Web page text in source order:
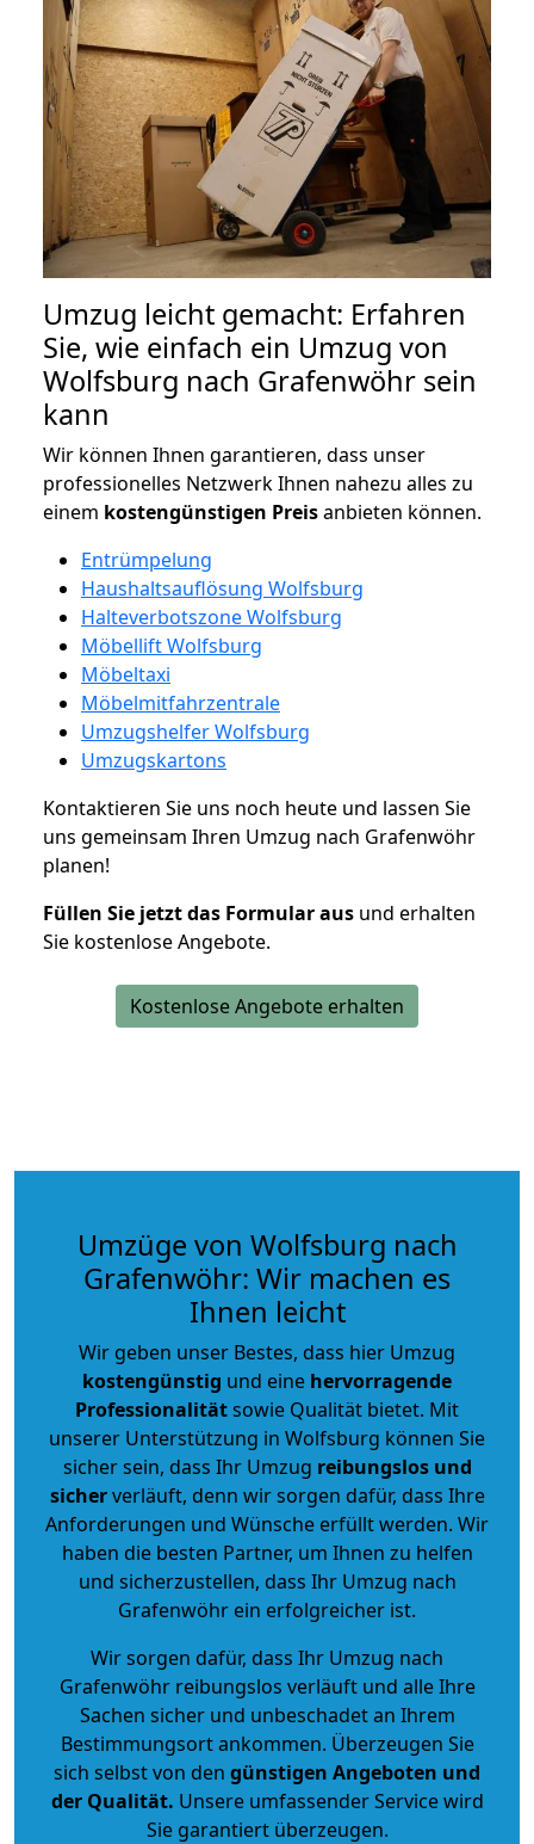
Umzug leicht gemacht: Erfahren
Sie, wie einfach ein Umzug von
Wolfsburg nach Grafenwöhr sein
kann
Wir können Ihnen garantieren, dass unser
professionelles Netzwerk Ihnen nahezu alles zu
einem kostengünstigen Preisanbieten können.
Entrümpelung
Haushaltsauflösung Wolfsburg
Halteverbotszone Wolfsburg
Möbellift Wolfsburg
Möbeltaxi
Möbelmitfahrzentrale
Umzugshelfer Wolfsburg
Umzugskartons
Kontaktieren Sie uns noch heute und lassen Sie
uns gemeinsam Ihren Umzug nach Grafenwöhr
planen!
Füllen Sie jetzt das Formular aus und erhalten
Sie kostenlose Angebote.
Kostenlose Angebote erhalten
Umzüge von Wolfsburg nach
Grafenwöhr: Wir machen es
Ihnen leicht
Wir geben unser Bestes, dass hier Umzug
kostengünstig und eine hervorragende
Professionalitätsowie Qualität bietet. Mit
unserer Unterstützung in Wolfsburg können Sie
sicher sein, dass Ihr Umzug reibungslos und
sicherverläuft, denn wir sorgen dafür, dass Ihre
Anforderungen und Wünsche erfüllt werden. Wir
haben die besten Partner, um Ihnen zu helfen
und sicherzustellen, dass Ihr Umzug nach
Grafenwöhr ein erfolgreicher ist.
Wir sorgen dafür, dass Ihr Umzug nach
Grafenwöhr reibungslos verläuft und alle Ihre
Sachen sicher und unbeschadet an Ihrem
Bestimmungsort ankommen. Überzeugen Sie
sich selbst von den günstigen Angeboten und
der Qualität. Unsere umfassender Service wird
Sie garantiert überzeugen.